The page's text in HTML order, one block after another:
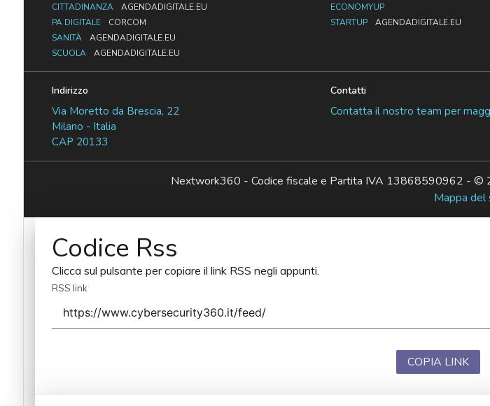
CITTADINANZA
AGENDADIGITALE.EU
PA DIGITALE
CORCOM
SANITÀ
AGENDADIGITALE.EU
SCUOLA
AGENDADIGITALE.EU
ECONOMYUP
STARTUP
AGENDADIGITALE.EU
Indirizzo
Via Moretto da Brescia, 22
Milano - Italia
CAP 20133
Contatti
Contatta il nostro team per
Nextwork360 - Codice fiscale e Partita IVA 13868590962 - ©
Mappa del
Codice Rss
Clicca sul pulsante per copiare il link RSS negli appunti.
RSS link
COPIA LINK